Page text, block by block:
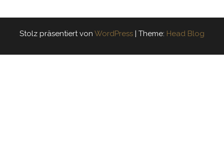
Stolz präsentiert von WordPress | Theme: Head Blog